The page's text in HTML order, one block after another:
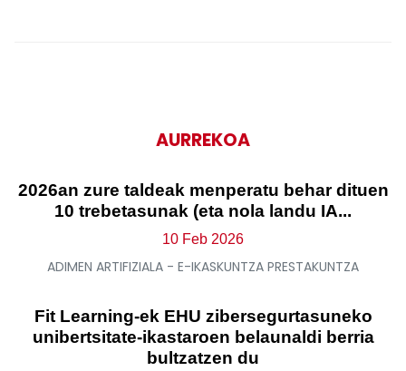
AURREKOA
2026an zure taldeak menperatu behar dituen
10 trebetasunak (eta nola landu IA...
10 Feb 2026
ADIMEN ARTIFIZIALA - E-IKASKUNTZA PRESTAKUNTZA
Fit Learning-ek EHU zibersegurtasuneko
unibertsitate-ikastaroen belaunaldi berria
bultzatzen du